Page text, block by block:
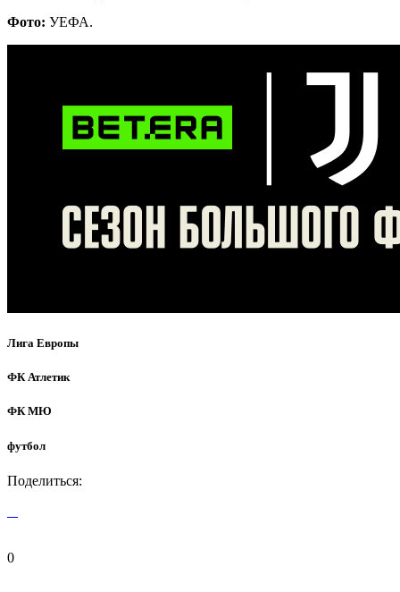
Фото: УЕФА.
Лига Европы
ФК Атлетик
ФК МЮ
футбол
Поделиться:
0